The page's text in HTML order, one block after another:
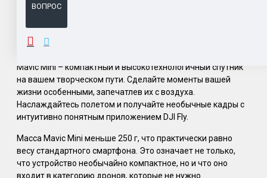
ВОПРОС
ОПИСАНИЕ
Mavic Mini – компактный и высокотехнологичный спутник
на вашем творческом пути. Сделайте моменты вашей
жизни особенными, запечатлев их с воздуха.
Наслаждайтесь полетом и получайте необычные кадры с
интуитивно понятным приложением DJI Fly.
Масса Mavic Mini меньше 250 г, что практически равно
весу стандартного смартфона. Это означает не только,
что устройство необычайно компактное, но и что оно
входит в категорию дронов, которые не нужно